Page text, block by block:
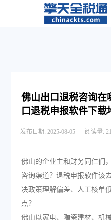
佛山出口退税咨询在
口退税申报软件下载
发布日期: 2025-08-05 阅读量:
佛山的企业主和财务同仁们
咨询渠道？退税申报软件该
决政策理解偏差、人工核单
点？
佛山以家电、陶瓷建材、机